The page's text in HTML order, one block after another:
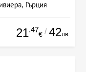
Гърция
21.47
€ / 42лв.